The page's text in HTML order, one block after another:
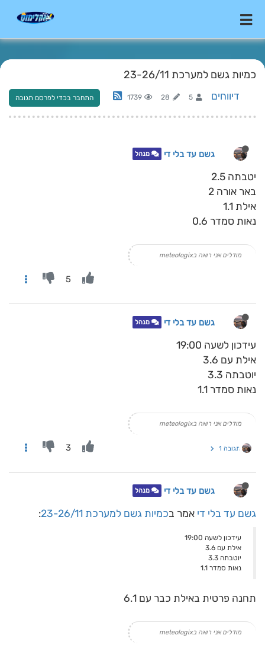
כמיות גשם למערכת 23-26/11
דיווחים 5
28
1739 התחבר בכדי לפרסם תגובה
גשם עד בלי די מנהל
יטבתה 2.5
באר אורה 2
אילת 1.1
נאות סמדר 0.6
מודלים אני רואה בmeteologix
5
גשם עד בלי די מנהל
עידכון לשעה 19:00
אילת עם 3.6
יוטבתה 3.3
נאות סמדר 1.1
מודלים אני רואה בmeteologix
תגובה 1 3
גשם עד בלי די מנהל
גשם עד בלי די אמר בכמיות גשם למערכת 23-26/11 :
עידכון לשעה 19:00
אילת עם 3.6
יוטבתה 3.3
נאות סמדר 1.1
תחנה פרטית באילת כבר עם 6.1
מודלים אני רואה בmeteologix